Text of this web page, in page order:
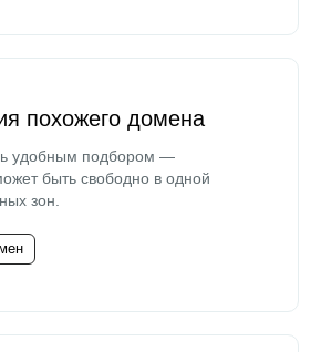
похожего домена
удобным подбором —
быть свободно в одной
зон.